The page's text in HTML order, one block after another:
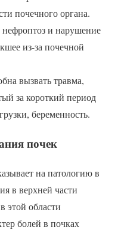
почечного органа.
и нарушение
из-за почечной
вызвать травма,
за короткий период
беременность.
почек
на патологию в
в верхней части
этой области
болей в почках